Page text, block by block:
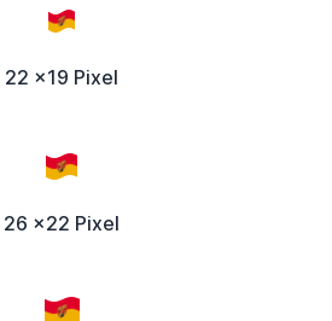
22 x19 Pixel
26 x22 Pixel